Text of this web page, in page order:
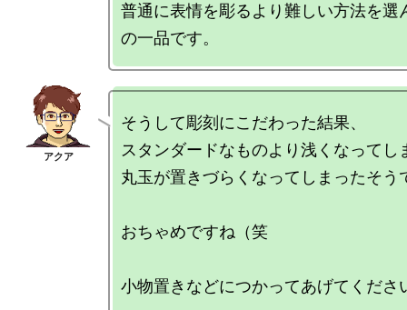
普通に表情を彫るより難しい方法を選
そうして彫刻にこだわった結果、
スタンダードなものより浅くなってし
丸玉が置きづらくなってしまったそう
おちゃめですね（笑